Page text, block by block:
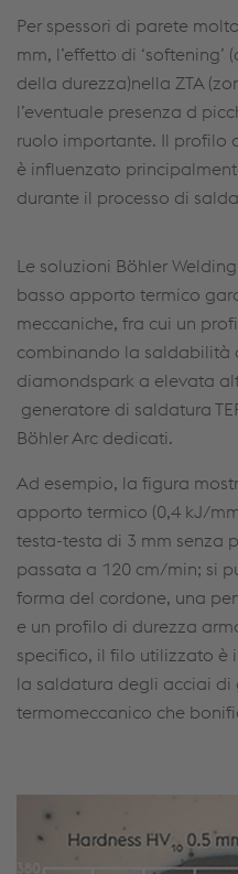
Per spessori di parete
mm, l’effetto di
della durezza)nella ZTA
l’eventuale presenza d
ruolo importante. Il profilo
è influenzato
durante il processo di
Le soluzioni Böhler
basso apporto termico
meccaniche, fra cui un
combinando la saldabilità
diamondspark a elevata
generatore di saldatura
Böhler Arc dedicati.
Ad esempio, la figura
apporto termico (0,4 kJ/
testa-testa di 3 mm senza
passata a 120 cm/min; si
forma del cordone, una
e un profilo di durezza
specifico, il filo utilizzato è
la saldatura degli acciai di
termomeccanico che